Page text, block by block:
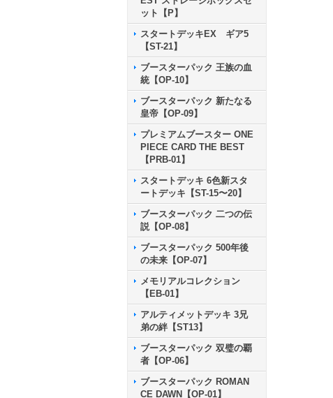
ット【P】
スタートデッキEX ギア5
【ST-21】
ブースターパック 王族の血
統【OP-10】
ブースターパック 新たなる
皇帝【OP-09】
プレミアムブースター ONE
PIECE CARD THE BEST
【PRB-01】
スタートデッキ 6色新スタ
ートデッキ【ST-15〜20】
ブースターパック 二つの伝
説【OP-08】
ブースターパック 500年後
の未来【OP-07】
メモリアルコレクション
【EB-01】
アルティメットデッキ 3兄
弟の絆【ST13】
ブースターパック 双璧の覇
者【OP-06】
ブースターパック ROMAN
CE DAWN【OP-01】